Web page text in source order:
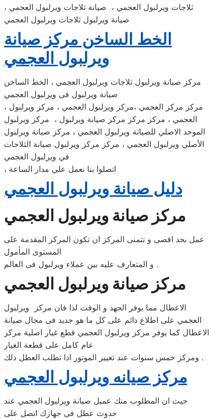
ثلاجات ويرلبول العجمي ، صيانة ثلاجات ويرلبول العجمي ،
صيانة ويرلبول ثلاجات ويرلبول العجمي
الخط الساخن مركز صيانة
ويرلبول العجمي
مركز صيانة ويرلبول ثلاجات ويرلبول العجمي ، الخط الساخن
صيانة ويرلبول فى ويرلبول العجمي
، مركز مركز العجمي ،مركز ويرلبول العجمي ، مركز ويرلبول
العجمي ، مركز مركز مركز صيانة ويرلبول ، مركز ويرلبول
الموحد الاصلي للصيانة ويرلبول العجمي ، مركز صيانة ويرلبول
الأصلي ويرلبول العجمي ، مركز مركز ويرلبول صيانة الثلاجات
في ويرلبول العجمي
، اتصلوا بنا نعمل علي مدار الساعة
دليل صيانة ويرلبول العجمي
مركز صيانة ويرلبول العجمي
عمل بحد اقصى و تتمنى المركز ان تكون المركز المقدمة على
المستوى المأمول
و المتعارف عليه بين عملاء ويرلبول فى العالم .
مركز صيانة ويرلبول العجمي
الاعطال مما يوفر الجهد و الوقت لذا فان مركز ويرلبول
العجمي على اطلاع دائم على كل ما هو جديد فى مجال صيانة
الاعطال كما يوفر مركز ويرلبول العجمي قطع غيار اصلية مركز
عام كامل على قطعة الغيار
ومركز خمس سنوات عند تغيير الموتور اذا تطلب العطل ذلك .
مركز صيانه ويرلبول العجمي
حيث ان المطلوب منك عميل صيانة ويرلبول العجمي عند
حدوث عطل فى جهازك اتصل على